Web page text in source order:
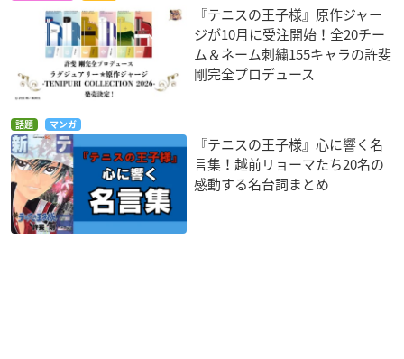
『テニスの王子様』原作ジャー
ジが10月に受注開始！全20チー
ム＆ネーム刺繍155キャラの許斐
剛完全プロデュース
話題 マンガ
『テニスの王子様』心に響く名
言集！越前リョーマたち20名の
感動する名台詞まとめ